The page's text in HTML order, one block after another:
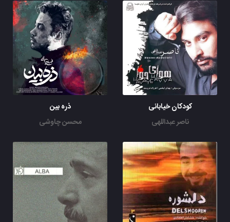
کودکان خیابانی
ناصر عبداللهی
ذره بین
محسن چاوشی